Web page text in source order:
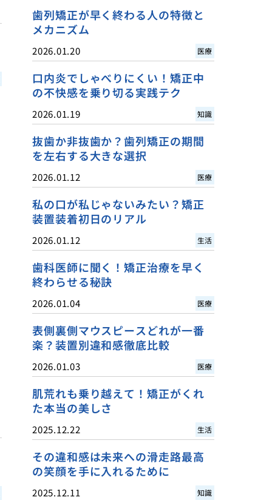
歯列矯正が早く終わる人の特徴と
メカニズム
2026.01.20 医療
口内炎でしゃべりにくい！矯正中
の不快感を乗り切る実践テク
2026.01.19 知識
抜歯か非抜歯か？歯列矯正の期間
を左右する大きな選択
2026.01.12 医療
私の口が私じゃないみたい？矯正
装置装着初日のリアル
2026.01.12 生活
歯科医師に聞く！矯正治療を早く
終わらせる秘訣
2026.01.04 医療
表側裏側マウスピースどれが一番
楽？装置別違和感徹底比較
2026.01.03 医療
肌荒れも乗り越えて！矯正がくれ
た本当の美しさ
2025.12.22 生活
その違和感は未来への滑走路最高
の笑顔を手に入れるために
2025.12.11 知識